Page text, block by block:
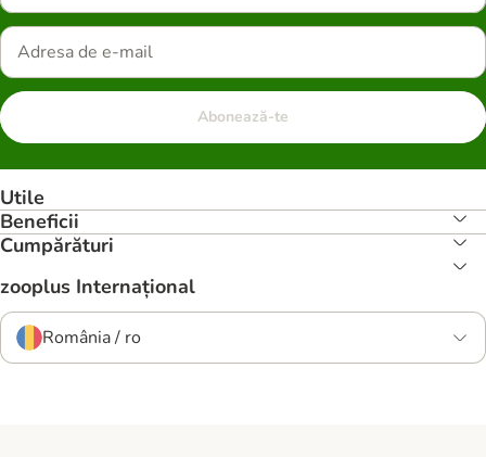
Abonează-te
Utile
Beneficii
Cumpărături
zooplus Internațional
România / ro